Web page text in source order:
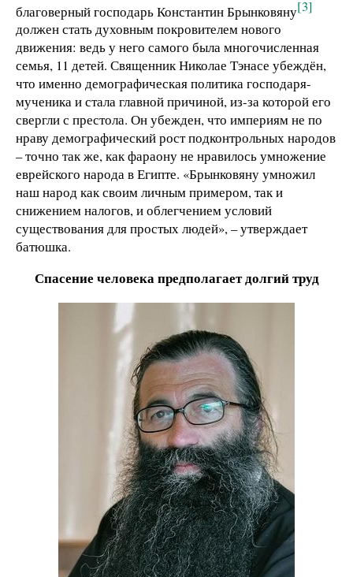
благоверный господарь Константин Брынковяну[3]
должен стать духовным покровителем нового
движения: ведь у него самого была многочисленная
семья, 11 детей. Священник Николае Тэнасе убеждён,
что именно демографическая политика господаря-
мученика и стала главной причиной, из-за которой его
свергли с престола. Он убежден, что империям не по
нраву демографический рост подконтрольных народов
– точно так же, как фараону не нравилось умножение
еврейского народа в Египте. «Брынковяну умножил
наш народ как своим личным примером, так и
снижением налогов, и облегчением условий
существования для простых людей», – утверждает
батюшка.
Спасение человека предполагает долгий труд